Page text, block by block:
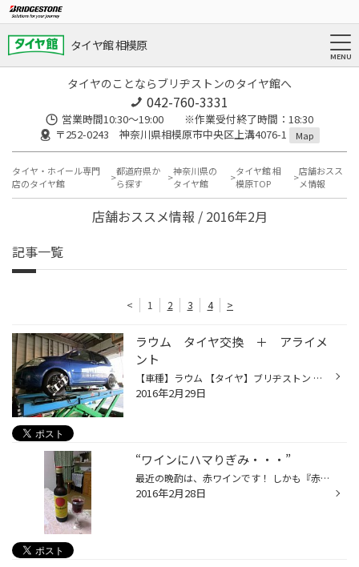
タイヤ館 相模原
タイヤのことならブリヂストンのタイヤ館へ
042-760-3331
営業時間10:30～19:00 ※作業受付終了時間：18:30
〒252-0243 神奈川県相模原市中央区上溝4076-1
Map
タイヤ・ホイール専門
店のタイヤ館
都道府県か
ら探す
神奈川県の
タイヤ館
タイヤ館 相
模原TOP
店舗おスス
メ情報
店舗おススメ情報 / 2016年2月
記事一覧
< 1 2 3 4 >
ラウム タイヤ交換 ＋ アライメ
ント
【車種】ラウム 【タイヤ】ブリヂストン ネクストリー 【車の骨盤矯正】アライメント 今回はタイヤへの交換とご一緒にアライメント施工させて頂きました！
2016年2月29日
“ワインにハマりぎみ・・・”
最近の晩酌は、赤ワインです！ しかも『赤玉スイートワイン』です。 子供の頃、正月に祖母の家に行くと大人たちが いつも、美味そうに飲んでいました・・・（笑） その事を思い出し、購入。 甘口なので“グイグイ”いけます・・・（笑） しかし 何気にアルコール度数（14％）が高いので 結構酔います...
2016年2月28日